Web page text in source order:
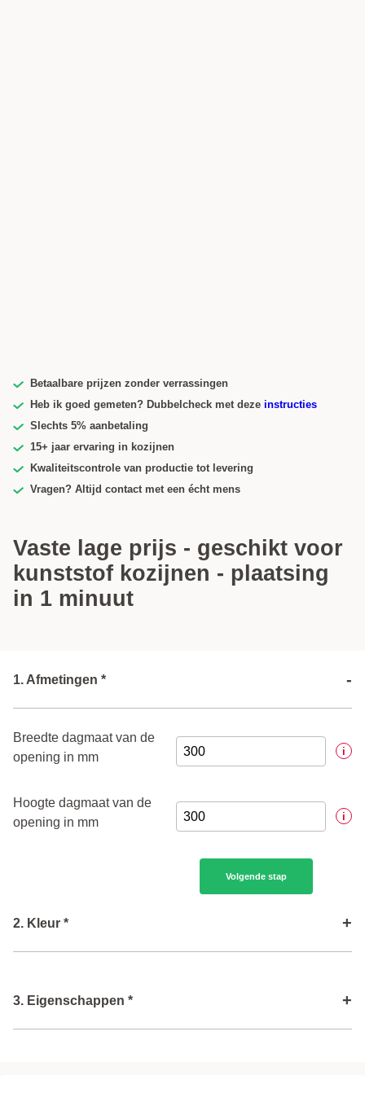
Vaste lage prijs - geschikt voor
kunststof kozijnen - plaatsing
in 1 minuut
1. Afmetingen * -
Breedte dagmaat van de
opening in mm
i
Hoogte dagmaat van de
opening in mm
i
Volgende stap
2. Kleur * +
3. Eigenschappen * +
Betaalbare prijzen zonder verrassingen
Heb ik goed gemeten? Dubbelcheck met deze instructies
Slechts 5% aanbetaling
15+ jaar ervaring in kozijnen
Kwaliteitscontrole van productie tot levering
Vragen? Altijd contact met een écht mens